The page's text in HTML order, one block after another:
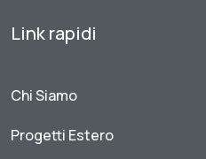
Link rapidi
Chi Siamo
Progetti Estero